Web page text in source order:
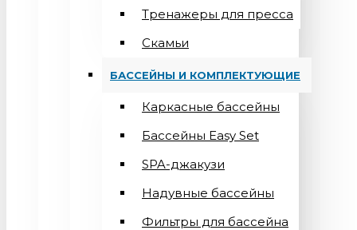
Тренажеры для пресса
Скамьи
БАССЕЙНЫ И КОМПЛЕКТУЮЩИЕ
Каркасные бассейны
Бассейны Easy Set
SPA-джакузи
Надувные бассейны
Фильтры для бассейна